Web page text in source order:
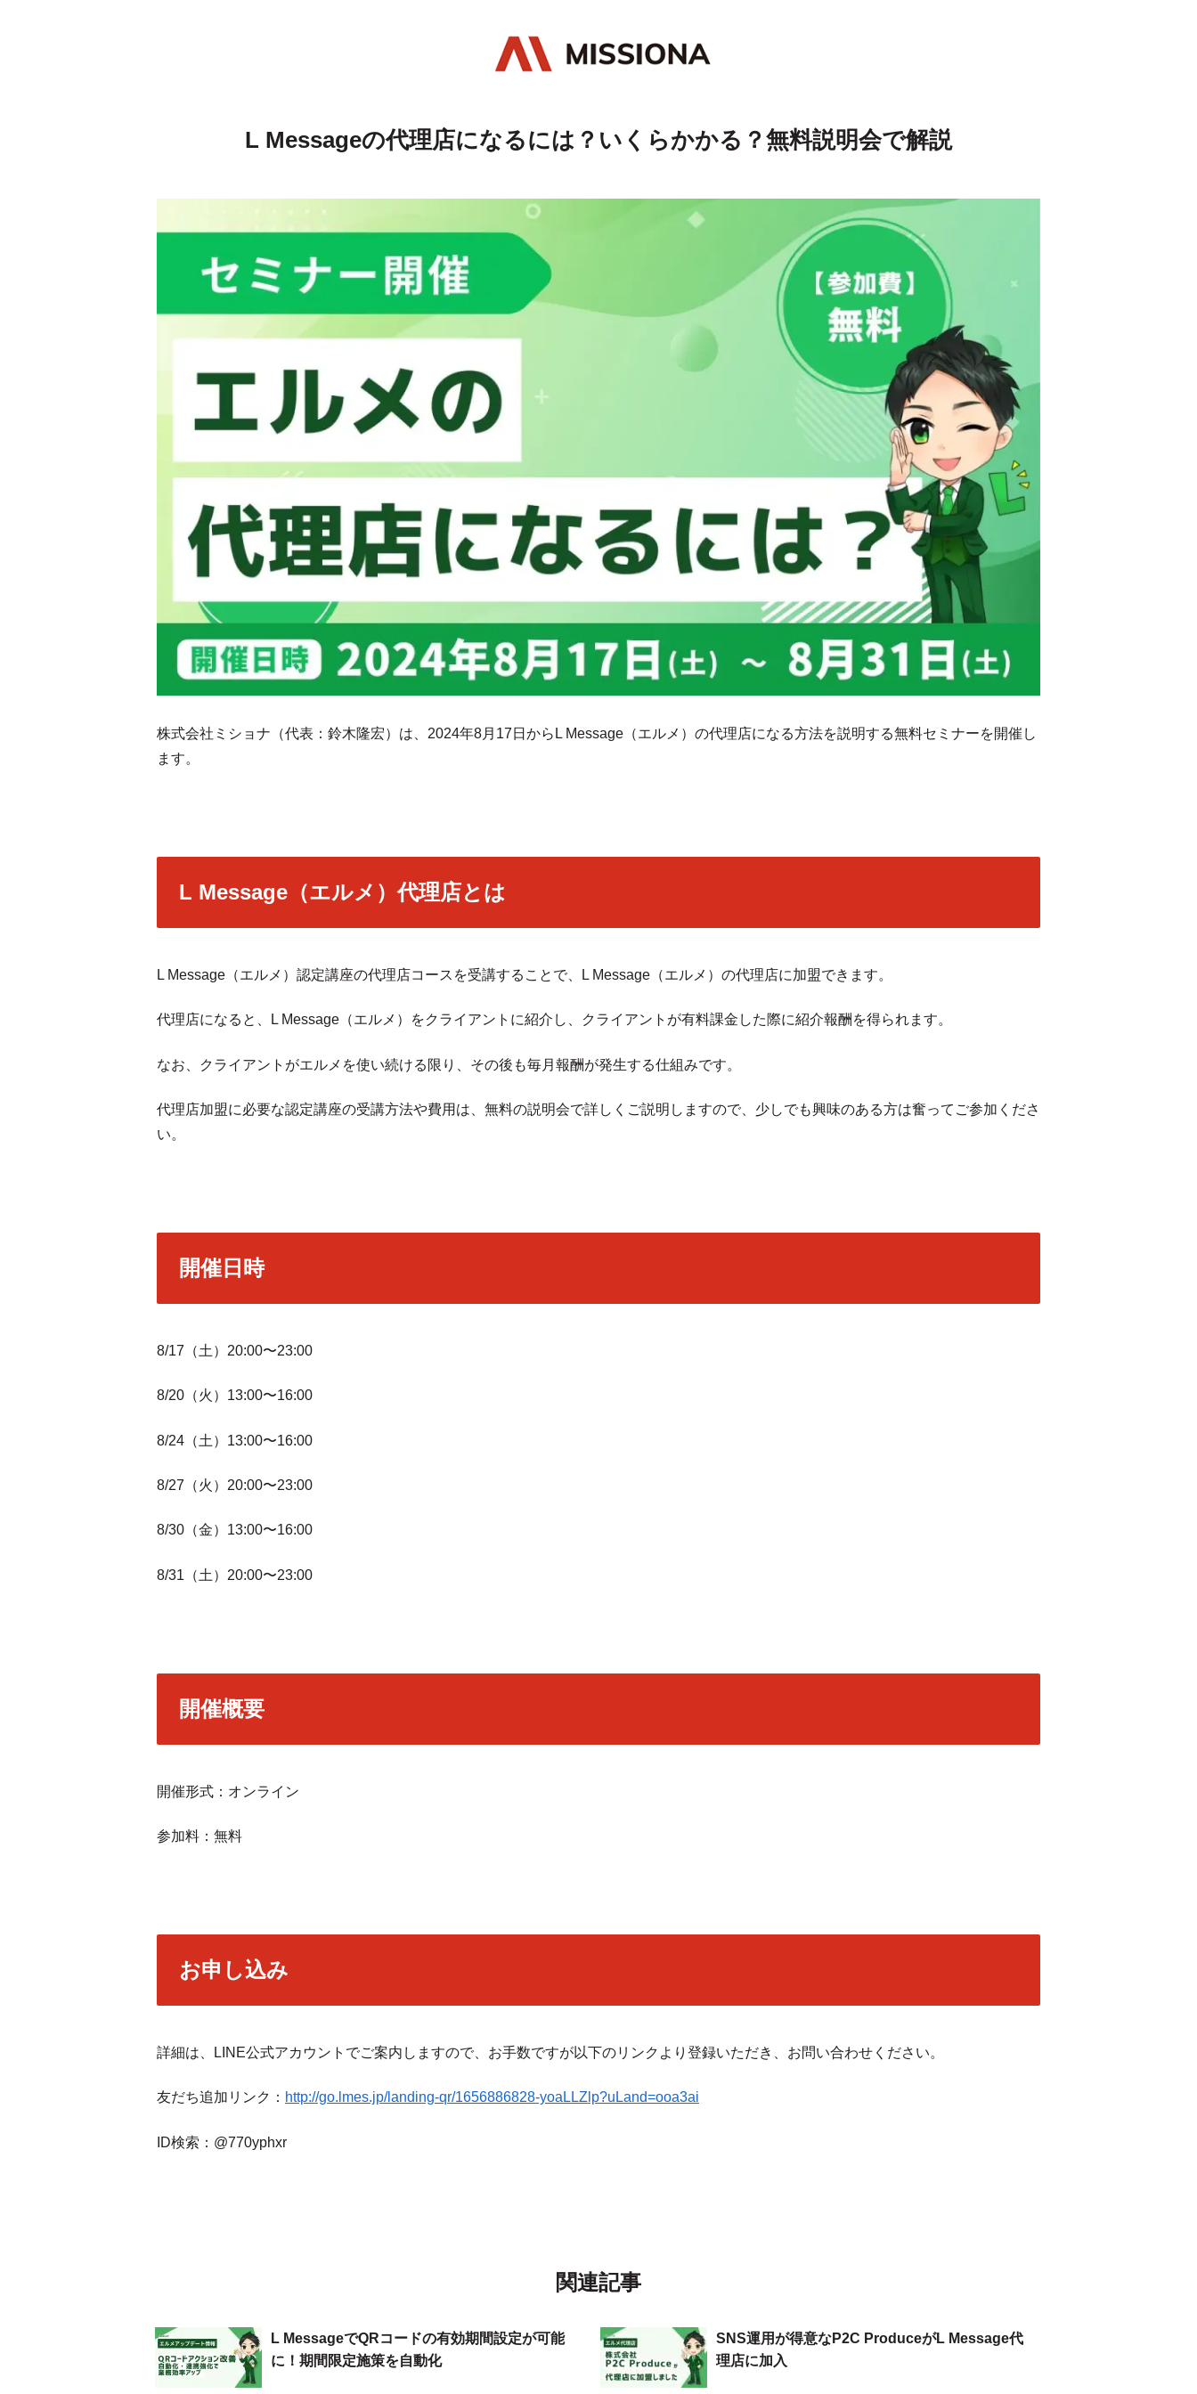
L Messageの代理店になるには？いくらかかる？無料説明会で解説
株式会社ミショナ（代表：鈴木隆宏）は、2024年8月17日からL Message（エルメ）の代理店になる方法を説明する無料セミナーを開催し
ます。
L Message（エルメ）代理店とは
L Message（エルメ）認定講座の代理店コースを受講することで、L Message（エルメ）の代理店に加盟できます。
代理店になると、L Message（エルメ）をクライアントに紹介し、クライアントが有料課金した際に紹介報酬を得られます。
なお、クライアントがエルメを使い続ける限り、その後も毎月報酬が発生する仕組みです。
代理店加盟に必要な認定講座の受講方法や費用は、無料の説明会で詳しくご説明しますので、少しでも興味のある方は奮ってご参加くださ
い。
開催日時
8/17（土）20:00〜23:00
8/20（火）13:00〜16:00
8/24（土）13:00〜16:00
8/27（火）20:00〜23:00
8/30（金）13:00〜16:00
8/31（土）20:00〜23:00
開催概要
開催形式：オンライン
参加料：無料
お申し込み
詳細は、LINE公式アカウントでご案内しますので、お手数ですが以下のリンクより登録いただき、お問い合わせください。
友だち追加リンク： http://go.lmes.jp/landing-qr/1656886828-yoaLLZlp?uLand=ooa3ai
ID検索：@770yphxr
関連記事
L MessageでQRコードの有効期間設定が可能
に！期間限定施策を自動化
SNS運用が得意なP2C ProduceがL Message代
理店に加入